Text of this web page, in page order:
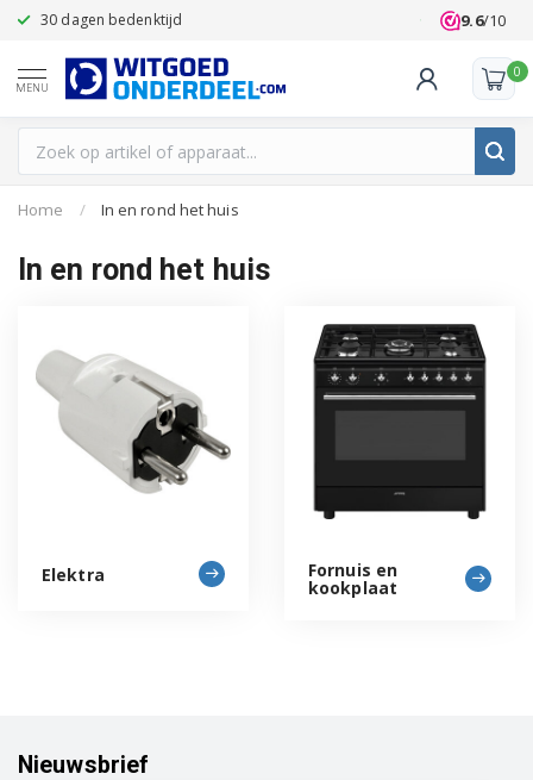
30 dagen bedenktijd Klanten
9.6/10
MENU
0
Home / In en rond het huis
In en rond het huis
Elektra Fornuis en
kookplaat
Nieuwsbrief